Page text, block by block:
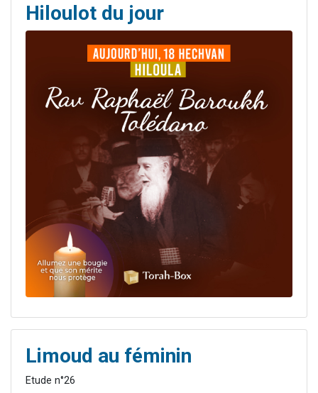
Hiloulot du jour
Limoud au féminin
Etude n°26